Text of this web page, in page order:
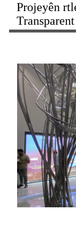
Projeyên
Transparent